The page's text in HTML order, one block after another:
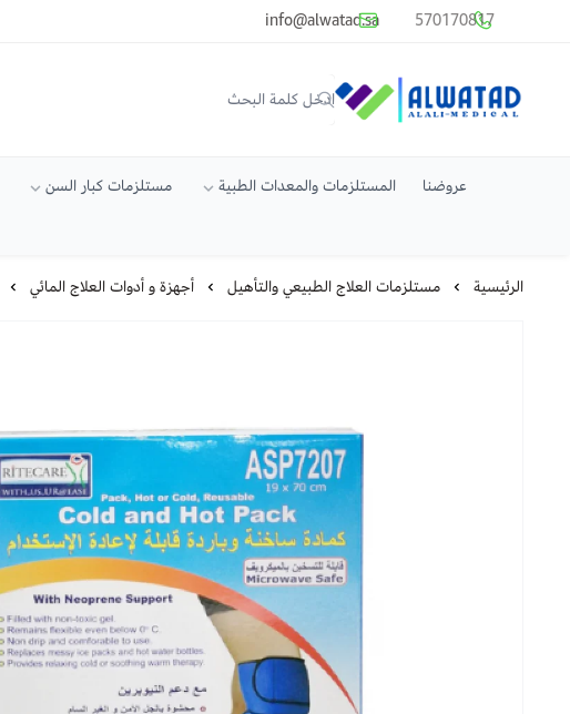
common.titles.skip_to_main_content
570170817
info@alwatad.sa
متجر الوتد العالي الطبي
عروضنا المستلزمات والمعدات الطبية مستلزمات كبار السن
الرئيسية مستلزمات العلاج الطبيعي والتأهيل أجهزة و أدوات العلاج المائي